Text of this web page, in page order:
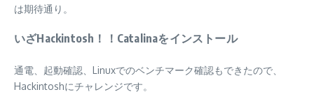
は期待通り。
いざHackintosh！！Catalinaをインストール
通電、起動確認、Linuxでのベンチマーク確認もできたので、
Hackintoshにチャレンジです。